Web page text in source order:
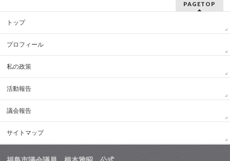
PAGETOP
トップ
プロフィール
私の政策
活動報告
議会報告
サイトマップ